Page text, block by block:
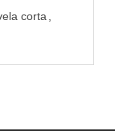
corta